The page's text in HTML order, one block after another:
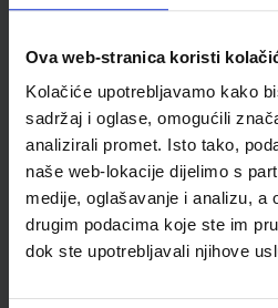
Ova web-stranica koristi
Kolačiće upotrebljavamo kako
sadržaj i oglase, omogućili
analizirali promet. Isto tako,
naše web-lokacije dijelimo s
medije, oglašavanje i analizu, a
drugim podacima koje ste im
dok ste upotrebljavali njihove
SKU: CIJENA:
ŠIFRA OMOTA: 500744
Udžbenik Omot
U BOŽJOJ LJUBAVI; udžbenik za 1.
Nakladnik:GLAS KONCILA Registarski